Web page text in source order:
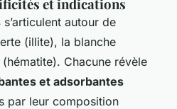
et indications
s’articulent autour de
(illite), la blanche
Chacune révèle
et adsorbantes
par leur composition